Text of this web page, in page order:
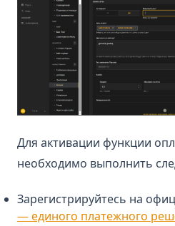
Для активации функции
необходимо выполнить
Зарегистрируйтесь на
— единого платежного